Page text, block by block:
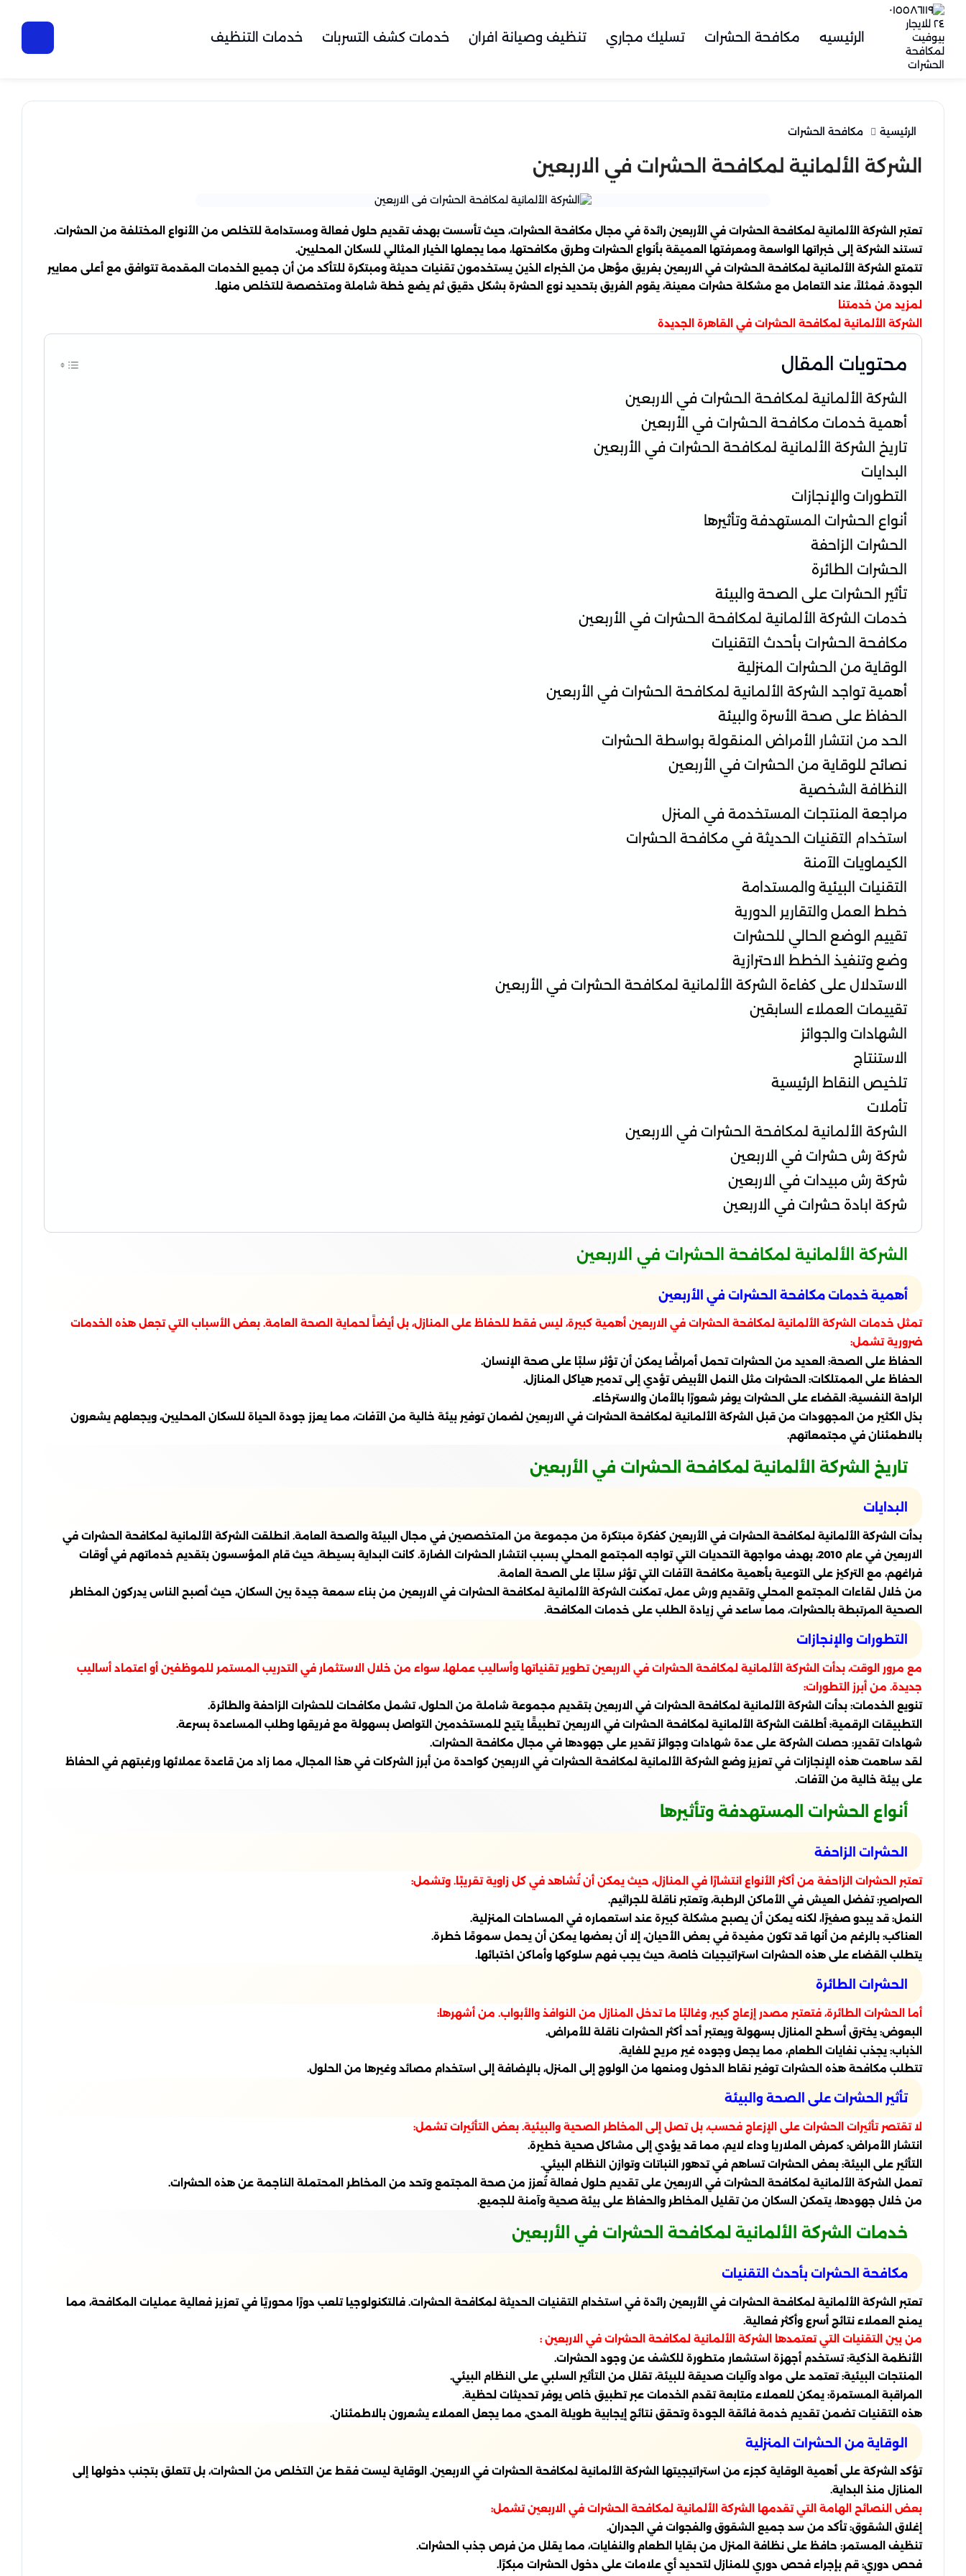
الرئيسيه مكافحة الحشرات تسليك مجاري تنظيف وصيانة افران خدمات كشف التسربات خدمات التنظيف
الرئيسية مكافحة الحشرات
الشركة الألمانية لمكافحة الحشرات في الاربعين
تعتبر الشركة الألمانية لمكافحة الحشرات في الأربعين رائدة في مجال مكافحة الحشرات، حيث تأسست بهدف تقديم حلول فعالة ومستدامة للتخلص من الأنواع المختلفة من الحشرات.
تستند الشركة إلى خبراتها الواسعة ومعرفتها العميقة بأنواع الحشرات وطرق مكافحتها، مما يجعلها الخيار المثالي للسكان المحليين.
تتمتع الشركة الألمانية لمكافحة الحشرات في الاربعين بفريق مؤهل من الخبراء الذين يستخدمون تقنيات حديثة ومبتكرة للتأكد من أن جميع الخدمات المقدمة تتوافق مع أعلى معايير
الجودة. فمثلاً، عند التعامل مع مشكلة حشرات معينة، يقوم الفريق بتحديد نوع الحشرة بشكل دقيق ثم يضع خطة شاملة ومتخصصة للتخلص منها.
لمزيد من خدمتنا
الشركة الألمانية لمكافحة الحشرات في القاهرة الجديدة
محتويات المقال
الشركة الألمانية لمكافحة الحشرات في الاربعين
أهمية خدمات مكافحة الحشرات في الأربعين
تاريخ الشركة الألمانية لمكافحة الحشرات في الأربعين
البدايات
التطورات والإنجازات
أنواع الحشرات المستهدفة وتأثيرها
الحشرات الزاحفة
الحشرات الطائرة
تأثير الحشرات على الصحة والبيئة
خدمات الشركة الألمانية لمكافحة الحشرات في الأربعين
مكافحة الحشرات بأحدث التقنيات
الوقاية من الحشرات المنزلية
أهمية تواجد الشركة الألمانية لمكافحة الحشرات في الأربعين
الحفاظ على صحة الأسرة والبيئة
الحد من انتشار الأمراض المنقولة بواسطة الحشرات
نصائح للوقاية من الحشرات في الأربعين
النظافة الشخصية
مراجعة المنتجات المستخدمة في المنزل
استخدام التقنيات الحديثة في مكافحة الحشرات
الكيماويات الآمنة
التقنيات البيئية والمستدامة
خطط العمل والتقارير الدورية
تقييم الوضع الحالي للحشرات
وضع وتنفيذ الخطط الاحترازية
الاستدلال على كفاءة الشركة الألمانية لمكافحة الحشرات في الأربعين
تقييمات العملاء السابقين
الشهادات والجوائز
الاستنتاج
تلخيص النقاط الرئيسية
تأملات
الشركة الألمانية لمكافحة الحشرات في الاربعين
شركة رش حشرات في الاربعين
شركة رش مبيدات في الاربعين
شركة ابادة حشرات في الاربعين
الشركة الألمانية لمكافحة الحشرات في الاربعين
أهمية خدمات مكافحة الحشرات في الأربعين
تمثل خدمات الشركة الألمانية لمكافحة الحشرات في الاربعين أهمية كبيرة، ليس فقط للحفاظ على المنازل، بل أيضاً لحماية الصحة العامة. بعض الأسباب التي تجعل هذه الخدمات
ضرورية تشمل:
الحفاظ على الصحة: العديد من الحشرات تحمل أمراضًا يمكن أن تؤثر سلبًا على صحة الإنسان.
الحفاظ على الممتلكات: الحشرات مثل النمل الأبيض تؤدي إلى تدمير هياكل المنازل.
الراحة النفسية: القضاء على الحشرات يوفر شعورًا بالأمان والاسترخاء.
بذل الكثير من المجهودات من قبل الشركة الألمانية لمكافحة الحشرات في الاربعين لضمان توفير بيئة خالية من الآفات، مما يعزز جودة الحياة للسكان المحليين، ويجعلهم يشعرون
بالاطمئنان في مجتمعاتهم.
تاريخ الشركة الألمانية لمكافحة الحشرات في الأربعين
البدايات
بدأت الشركة الألمانية لمكافحة الحشرات في الأربعين كفكرة مبتكرة من مجموعة من المتخصصين في مجال البيئة والصحة العامة. انطلقت الشركة الألمانية لمكافحة الحشرات في
الاربعين في عام 2010، بهدف مواجهة التحديات التي تواجه المجتمع المحلي بسبب انتشار الحشرات الضارة. كانت البداية بسيطة، حيث قام المؤسسون بتقديم خدماتهم في أوقات
فراغهم، مع التركيز على التوعية بأهمية مكافحة الآفات التي تؤثر سلبًا على الصحة العامة.
من خلال لقاءات المجتمع المحلي وتقديم ورش عمل، تمكنت الشركة الألمانية لمكافحة الحشرات في الاربعين من بناء سمعة جيدة بين السكان، حيث أصبح الناس يدركون المخاطر
الصحية المرتبطة بالحشرات، مما ساعد في زيادة الطلب على خدمات المكافحة.
التطورات والإنجازات
مع مرور الوقت، بدأت الشركة الألمانية لمكافحة الحشرات في الاربعين تطوير تقنياتها وأساليب عملها، سواء من خلال الاستثمار في التدريب المستمر للموظفين أو اعتماد أساليب
جديدة. من أبرز التطورات:
تنويع الخدمات: بدأت الشركة الألمانية لمكافحة الحشرات في الاربعين بتقديم مجموعة شاملة من الحلول، تشمل مكافحات للحشرات الزاحفة والطائرة.
التطبيقات الرقمية: أطلقت الشركة الألمانية لمكافحة الحشرات في الاربعين تطبيقًا يتيح للمستخدمين التواصل بسهولة مع فريقها وطلب المساعدة بسرعة.
شهادات تقدير: حصلت الشركة على عدة شهادات وجوائز تقدير على جهودها في مجال مكافحة الحشرات.
لقد ساهمت هذه الإنجازات في تعزيز وضع الشركة الألمانية لمكافحة الحشرات في الاربعين كواحدة من أبرز الشركات في هذا المجال، مما زاد من قاعدة عملائها ورغبتهم في الحفاظ
على بيئة خالية من الآفات.
أنواع الحشرات المستهدفة وتأثيرها
الحشرات الزاحفة
تعتبر الحشرات الزاحفة من أكثر الأنواع انتشارًا في المنازل، حيث يمكن أن تُشاهد في كل زاوية تقريبًا. وتشمل:
الصراصير: تفضل العيش في الأماكن الرطبة، وتعتبر ناقلة للجراثيم.
النمل: قد يبدو صغيرًا، لكنه يمكن أن يصبح مشكلة كبيرة عند استعماره في المساحات المنزلية.
العناكب: بالرغم من أنها قد تكون مفيدة في بعض الأحيان، إلا أن بعضها يمكن أن يحمل سمومًا خطرة.
يتطلب القضاء على هذه الحشرات استراتيجيات خاصة، حيث يجب فهم سلوكها وأماكن اختبائها.
الحشرات الطائرة
أما الحشرات الطائرة، فتعتبر مصدر إزعاج كبير، وغالبًا ما تدخل المنازل من النوافذ والأبواب. من أشهرها:
البعوض: يخترق أسطح المنازل بسهولة ويعتبر أحد أكثر الحشرات ناقلة للأمراض.
الذباب: يجذب نفايات الطعام، مما يجعل وجوده غير مريح للغاية.
تتطلب مكافحة هذه الحشرات توفير نقاط الدخول ومنعها من الولوج إلى المنزل، بالإضافة إلى استخدام مصائد وغيرها من الحلول.
تأثير الحشرات على الصحة والبيئة
لا تقتصر تأثيرات الحشرات على الإزعاج فحسب، بل تصل إلى المخاطر الصحية والبيئية. بعض التأثيرات تشمل:
انتشار الأمراض: كمرض الملاريا وداء لايم، مما قد يؤدي إلى مشاكل صحية خطيرة.
التأثير على البيئة: بعض الحشرات تساهم في تدهور النباتات وتوازن النظام البيئي.
تعمل الشركة الألمانية لمكافحة الحشرات في الاربعين على تقديم حلول فعالة تُعزز من صحة المجتمع وتحد من المخاطر المحتملة الناجمة عن هذه الحشرات.
من خلال جهودها، يتمكن السكان من تقليل المخاطر والحفاظ على بيئة صحية وآمنة للجميع.
خدمات الشركة الألمانية لمكافحة الحشرات في الأربعين
مكافحة الحشرات بأحدث التقنيات
تعتبر الشركة الألمانية لمكافحة الحشرات في الأربعين رائدة في استخدام التقنيات الحديثة لمكافحة الحشرات. فالتكنولوجيا تلعب دورًا محوريًا في تعزيز فعالية عمليات المكافحة، مما
يمنح العملاء نتائج أسرع وأكثر فعالية.
من بين التقنيات التي تعتمدها الشركة الألمانية لمكافحة الحشرات في الاربعين :
الأنظمة الذكية: تستخدم أجهزة استشعار متطورة للكشف عن وجود الحشرات.
المنتجات البيئية: تعتمد على مواد وآليات صديقة للبيئة، تقلل من التأثير السلبي على النظام البيئي.
المراقبة المستمرة: يمكن للعملاء متابعة تقدم الخدمات عبر تطبيق خاص يوفر تحديثات لحظية.
هذه التقنيات تضمن تقديم خدمة فائقة الجودة وتحقق نتائج إيجابية طويلة المدى، مما يجعل العملاء يشعرون بالاطمئنان.
الوقاية من الحشرات المنزلية
تؤكد الشركة على أهمية الوقاية كجزء من استراتيجيتها الشركة الألمانية لمكافحة الحشرات في الاربعين. الوقاية ليست فقط عن التخلص من الحشرات، بل تتعلق بتجنب دخولها إلى
المنازل منذ البداية.
بعض النصائح الهامة التي تقدمها الشركة الألمانية لمكافحة الحشرات في الاربعين تشمل:
إغلاق الشقوق: تأكد من سد جميع الشقوق والفجوات في الجدران.
تنظيف المستمر: حافظ على نظافة المنزل من بقايا الطعام والنفايات، مما يقلل من فرص جذب الحشرات.
فحص دوري: قم بإجراء فحص دوري للمنازل لتحديد أي علامات على دخول الحشرات مبكرًا.